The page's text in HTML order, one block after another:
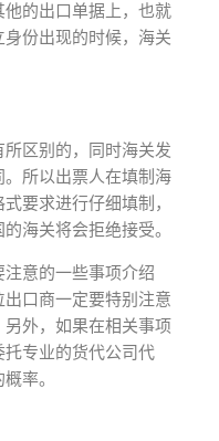
的出口单据上，也就
份出现的时候，海关
区别的，同时海关发
所以出票人在填制海
要求进行仔细填制，
海关将会拒绝接受。
意的一些事项介绍
口商一定要特别注意
外，如果在相关事项
托专业的货代公司代
率。